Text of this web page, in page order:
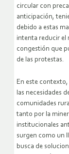
circular con
anticipación,
debido a estas
intenta reducir el
congestión que
de las protestas.
En este
las necesidades
comunidades
tanto por la
institucionales
surgen como un
busca de